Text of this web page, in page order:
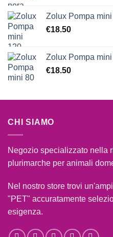
Zolux Pompa
€18.50
Zolux Pompa
€18.50
CHI SIAMO
Negozio specializzato nella
plurimarche per animali
Nel nostro store trovi
"PET" accuratamente
esigenza.